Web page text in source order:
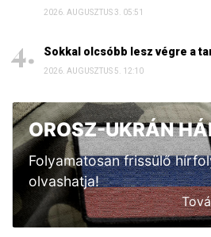
2026. AUGUSZTUS 3. 05:51
Sokkal olcsóbb lesz végre a
2026. AUGUSZTUS 5. 12:10
OROSZ-UKRÁN
Folyamatosan frissülő
olvashatja!